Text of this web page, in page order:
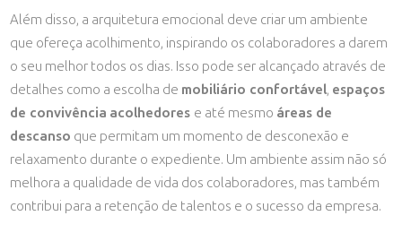
Além disso, a arquitetura emocional deve criar um ambiente
que ofereça acolhimento, inspirando os colaboradores a darem
o seu melhor todos os dias. Isso pode ser alcançado através de
detalhes como a escolha de mobiliário confortável, espaços
de convivência acolhedores e até mesmo áreas de
descanso que permitam um momento de desconexão e
relaxamento durante o expediente. Um ambiente assim não só
melhora a qualidade de vida dos colaboradores, mas também
contribui para a retenção de talentos e o sucesso da empresa.